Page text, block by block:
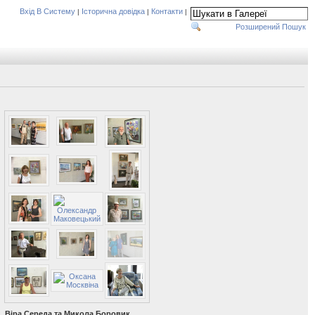
Вхід В Систему | Історична довідка | Контакти |
Розширений Пошук